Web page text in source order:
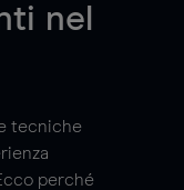
nel
tecniche
perché